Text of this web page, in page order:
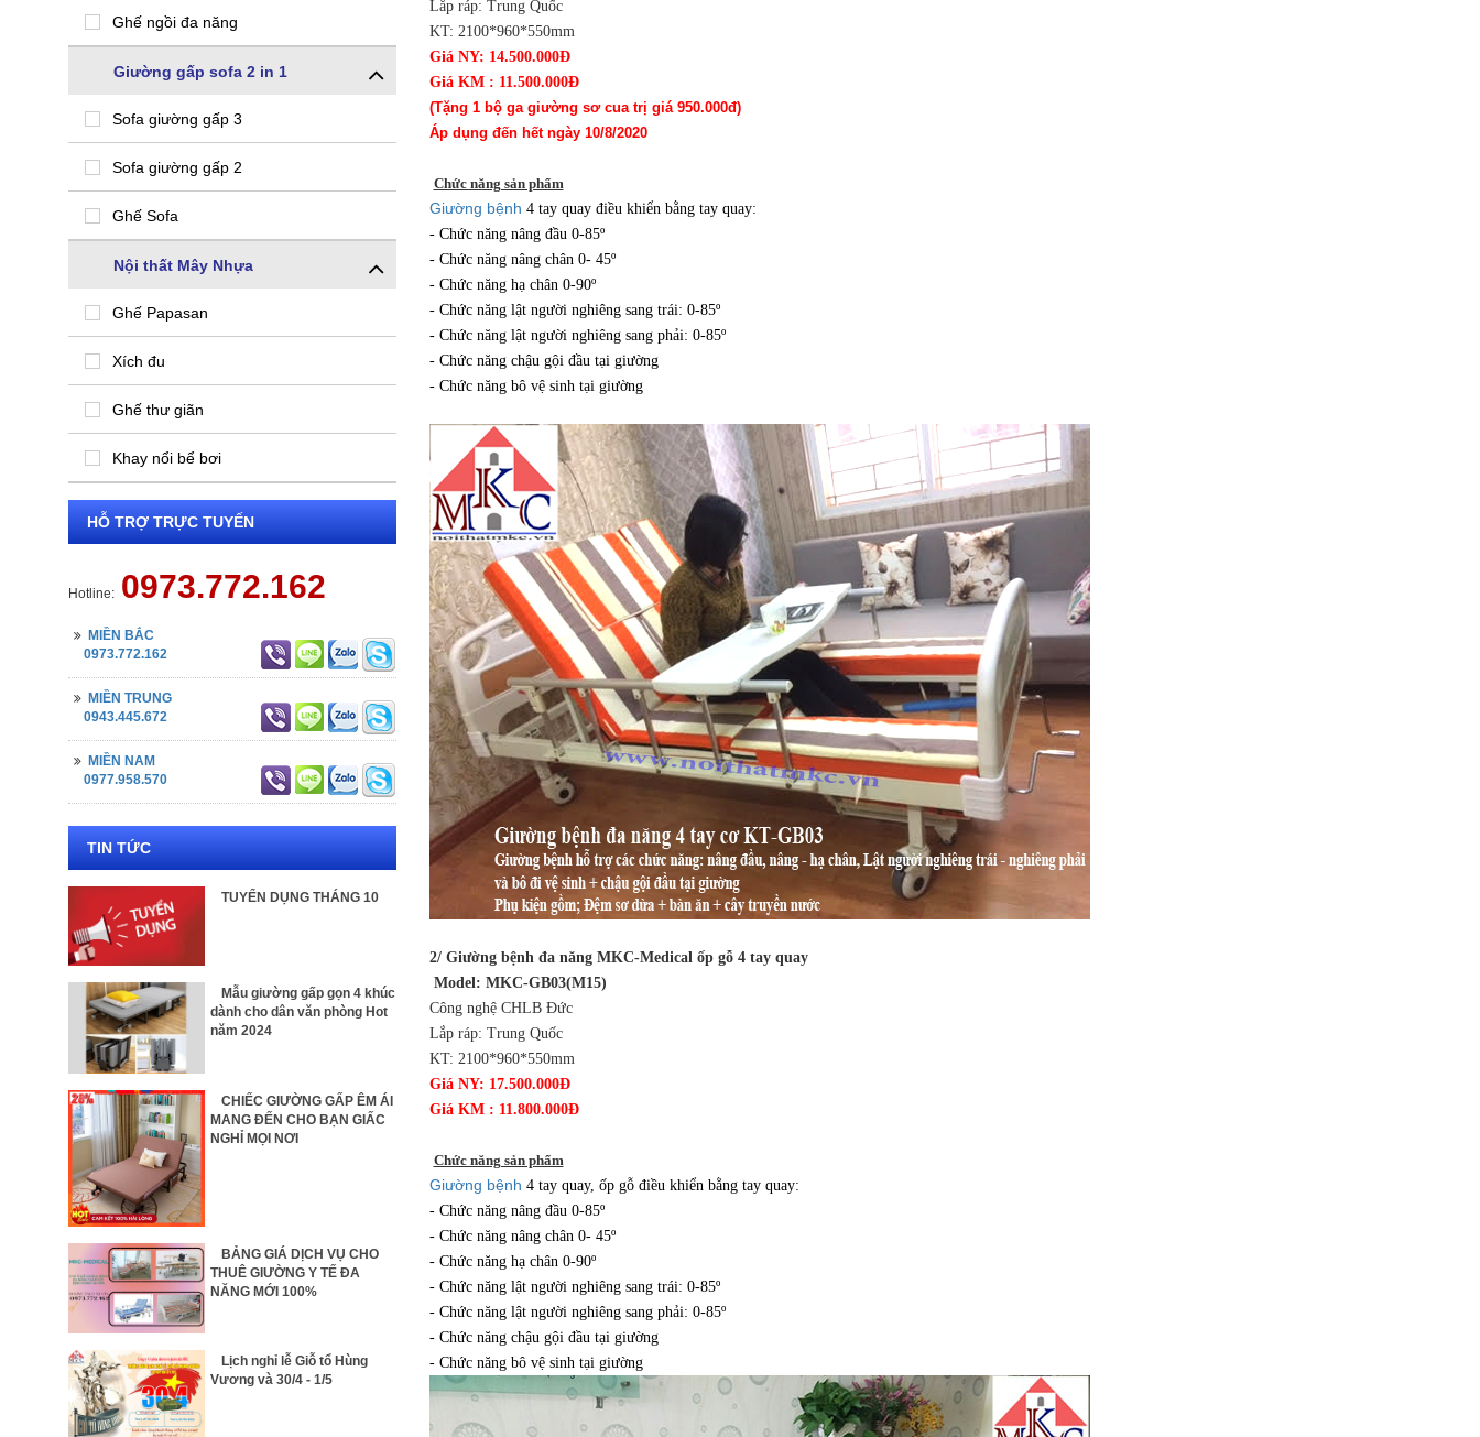
Ghế ngồi đa năng
Giường gấp sofa 2 in 1
Sofa giường gấp 3
Sofa giường gấp 2
Ghế Sofa
Nội thất Mây Nhựa
Ghế Papasan
Xích đu
Ghế thư giãn
Khay nổi bể bơi
HỖ TRỢ TRỰC TUYẾN
Hotline: 0973.772.162
MIỀN BẮC
0973.772.162
MIỀN TRUNG
0943.445.672
MIỀN NAM
0977.958.570
TIN TỨC
TUYỂN DỤNG THÁNG 10
Mẫu giường gấp gọn 4 khúc
dành cho dân văn phòng Hot
năm 2024
CHIẾC GIƯỜNG GẤP ÊM ÁI
MANG ĐẾN CHO BẠN GIẤC
NGHỈ MỌI NƠI
BẢNG GIÁ DỊCH VỤ CHO
THUÊ GIƯỜNG Y TẾ ĐA
NĂNG MỚI 100%
Lịch nghỉ lễ Giỗ tổ Hùng
Vương và 30/4 - 1/5
Lắp ráp: Trung Quốc
KT: 2100*960*550mm
Giá NY: 14.500.000Đ
Giá KM : 11.500.000Đ
(Tặng 1 bộ ga giường sơ cua trị giá 950.000đ)
Áp dụng đến hết ngày 10/8/2020
Chức năng sản phẩm
Giường bệnh 4 tay quay điều khiển bằng tay quay:
- Chức năng nâng đầu 0-85º
- Chức năng nâng chân 0- 45º
- Chức năng hạ chân 0-90º
- Chức năng lật người nghiêng sang trái: 0-85º
- Chức năng lật người nghiêng sang phải: 0-85º
- Chức năng chậu gội đầu tại giường
- Chức năng bô vệ sinh tại giường
2/ Giường bệnh đa năng MKC-Medical ốp gỗ 4 tay quay
Model: MKC-GB03(M15)
Công nghệ CHLB Đức
Lắp ráp: Trung Quốc
KT: 2100*960*550mm
Giá NY: 17.500.000Đ
Giá KM : 11.800.000Đ
Chức năng sản phẩm
Giường bệnh 4 tay quay, ốp gỗ điều khiển bằng tay quay:
- Chức năng nâng đầu 0-85º
- Chức năng nâng chân 0- 45º
- Chức năng hạ chân 0-90º
- Chức năng lật người nghiêng sang trái: 0-85º
- Chức năng lật người nghiêng sang phải: 0-85º
- Chức năng chậu gội đầu tại giường
- Chức năng bô vệ sinh tại giường